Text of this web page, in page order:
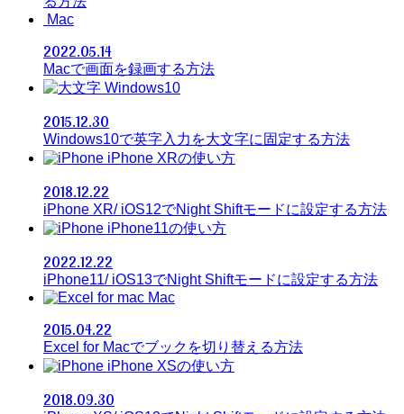
Mac
2022.05.14
Macで画面を録画する方法
Windows10
2015.12.30
Windows10で英字入力を大文字に固定する方法
iPhone XRの使い方
2018.12.22
iPhone XR/ iOS12でNight Shiftモードに設定する方法
iPhone11の使い方
2022.12.22
iPhone11/ iOS13でNight Shiftモードに設定する方法
Mac
2015.04.22
Excel for Macでブックを切り替える方法
iPhone XSの使い方
2018.09.30